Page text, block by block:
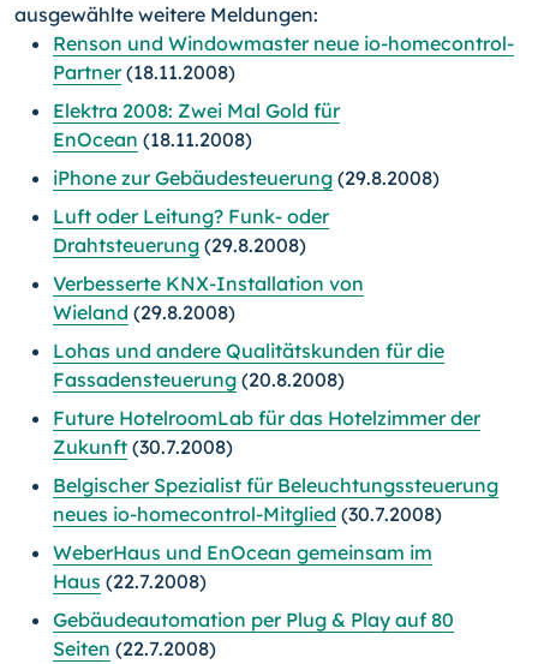
ausgewählte weitere Meldungen:
Renson und Windowmaster neue io-homecontrol-
Partner(18.11.2008)
Elektra 2008: Zwei Mal Gold für
EnOcean (18.11.2008)
iPhone zur Gebäudesteuerung (29.8.2008)
Luft oder Leitung? Funk- oder
Drahtsteuerung (29.8.2008)
Verbesserte KNX-Installation von
Wieland (29.8.2008)
Lohas und andere Qualitätskunden für die
Fassadensteuerung (20.8.2008)
Future HotelroomLab für das Hotelzimmer der
Zukunft (30.7.2008)
Belgischer Spezialist für Beleuchtungssteuerung
neues io-homecontrol-Mitglied (30.7.2008)
WeberHaus und EnOcean gemeinsam im
Haus (22.7.2008)
Gebäudeautomation per Plug & Play auf 80
Seiten (22.7.2008)